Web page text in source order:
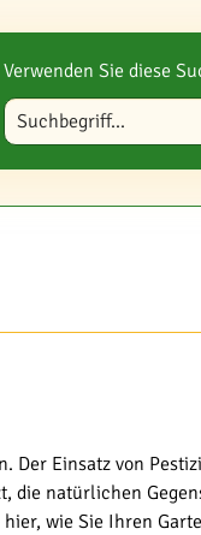
Verwenden Sie diese
Blog durchsuchen
Der Einsatz von
die natürlichen
wie Sie Ihren